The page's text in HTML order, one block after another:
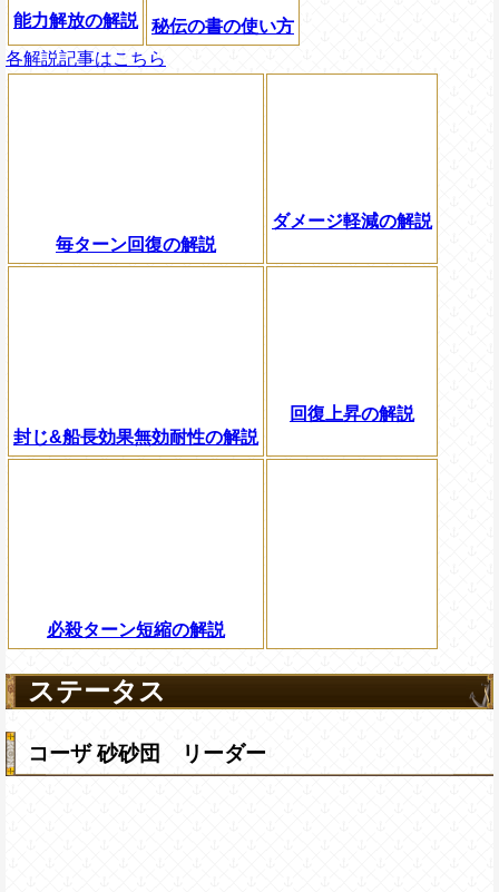
能力解放の解説
秘伝の書の使い方
各解説記事はこちら
毎ターン回復の解説
ダメージ軽減の解説
封じ&船長効果無効耐性の解説
回復上昇の解説
必殺ターン短縮の解説
ステータス
コーザ 砂砂団 リーダー